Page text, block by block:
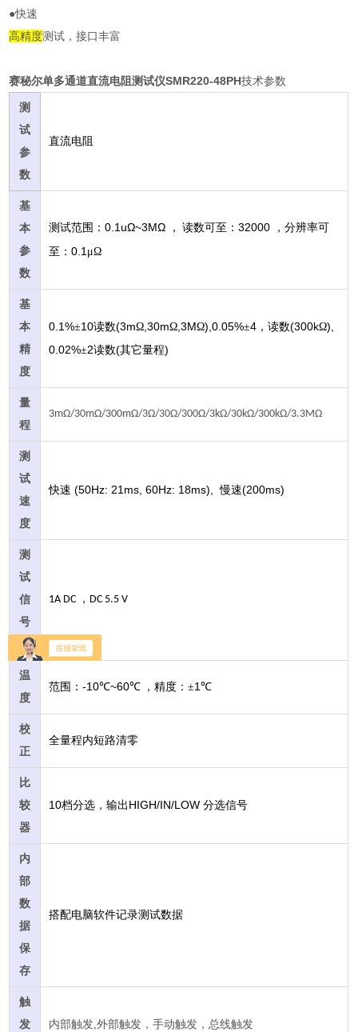
●快速
高精度测试，接口丰富
赛秘尔单多通道直流电阻测试仪SMR220-48PH技术参数
测
试
参
数
直流电阻
基
本
参
数
测试范围：0.1uΩ~3ΜΩ ， 读数可至：32000
，分辨率可
至：0.1 μΩ
基
本
精
度
0.1%±10读数(3mΩ ,30mΩ ,3MΩ),0.05%±4 ，读数(300kΩ),
0.02%±2读数(其它量程)
量
程
3mΩ/30mΩ/300mΩ/3Ω/30Ω/300Ω/3kΩ/30kΩ/300kΩ/3.3MΩ
测
试
速
度
快速 (50Hz: 21ms, 60Hz: 18ms),慢速(200ms)
测
试
信
号
源
1A DC ， DC 5.5 V
温
度
范围：-10℃~60℃ ，精度：±1℃
校
正
全量程内短路清零
比
较
器
10档分选，输出 HIGH/IN/LOW分选信号
内
部
数
据
保
存
搭配电脑软件记录测试数据
触
发
内部触发,外部触发，手动触发，总线触发